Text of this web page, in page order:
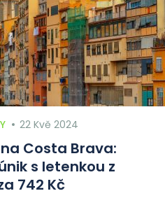
22 Kvě 2024
Costa Brava:
s letenkou z
742 Kč